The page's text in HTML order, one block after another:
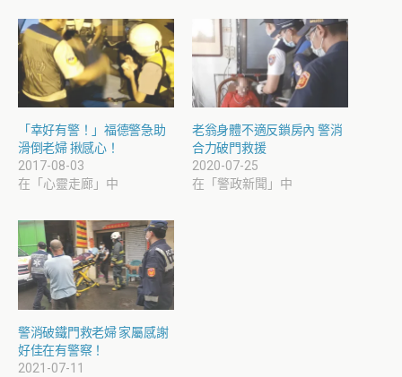
「幸好有警！」福德警急助
滑倒老婦 揪感心！
2017-08-03
在「心靈走廊」中
老翁身體不適反鎖房內 警消
合力破門救援
2020-07-25
在「警政新聞」中
警消破鐵門救老婦 家屬感謝
好佳在有警察！
2021-07-11